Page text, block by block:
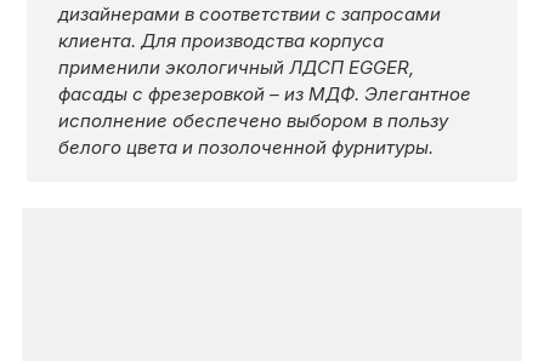
дизайнерами в соответствии с запросами
клиента. Для производства корпуса
применили экологичный ЛДСП EGGER,
фасады с фрезеровкой – из МДФ. Элегантное
исполнение обеспечено выбором в пользу
белого цвета и позолоченной фурнитуры.
О ФАБРИКЕ
НАШЕ ПРОИЗВОДСТВО